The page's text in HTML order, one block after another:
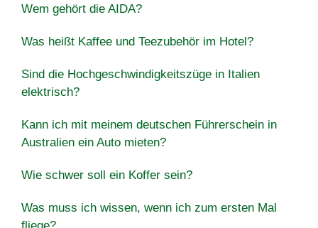
Wem gehört die AIDA?
Was heißt Kaffee und Teezubehör im Hotel?
Sind die Hochgeschwindigkeitszüge in Italien
elektrisch?
Kann ich mit meinem deutschen Führerschein in
Australien ein Auto mieten?
Wie schwer soll ein Koffer sein?
Was muss ich wissen, wenn ich zum ersten Mal
fliege?